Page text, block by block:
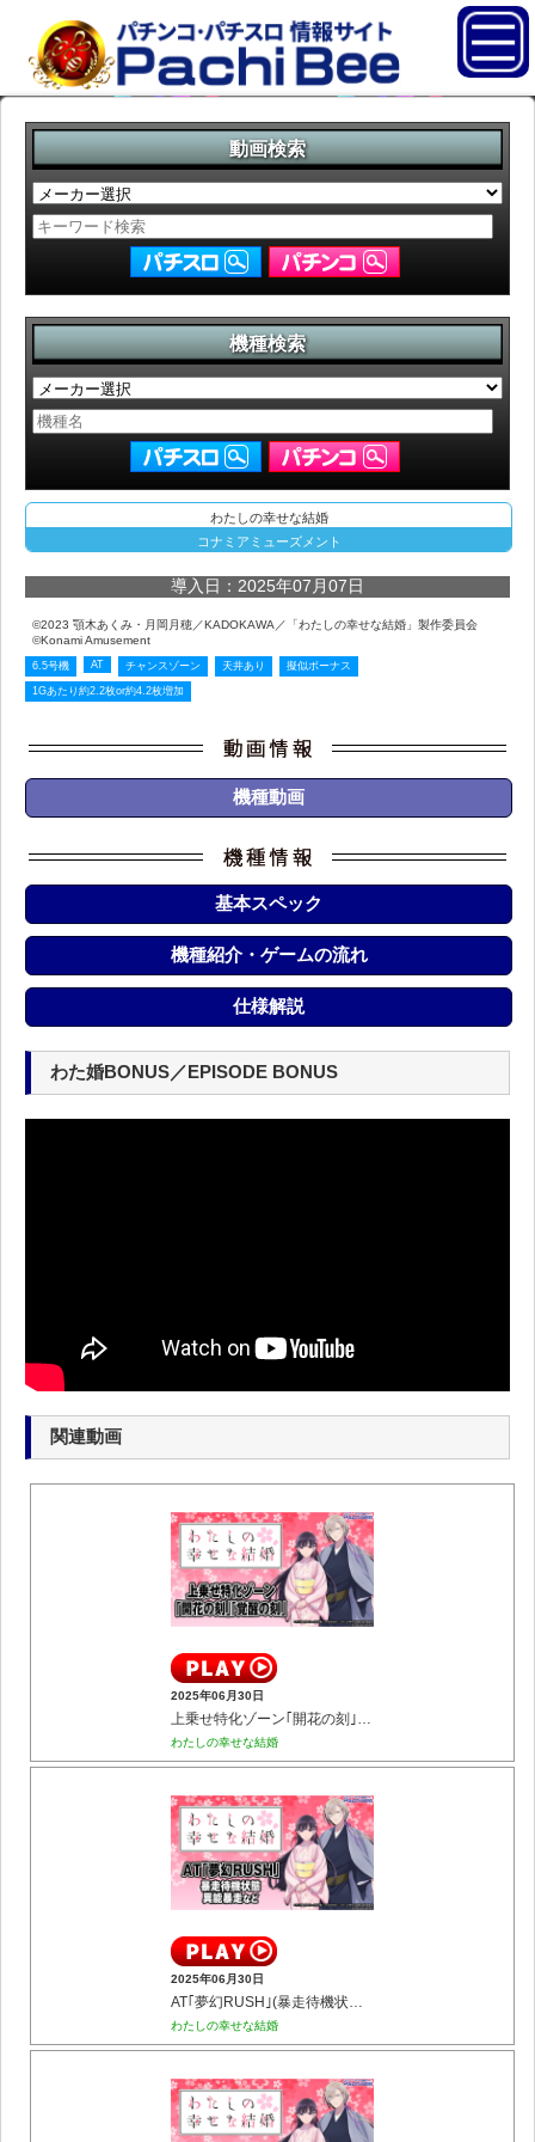
動画検索
機種検索
わたしの幸せな結婚
コナミアミューズメント
導入日：2025年07月07日
©2023 顎木あくみ・月岡月穂／KADOKAWA／「わたしの幸せな結婚」製作委員会
©Konami Amusement
6.5号機 AT チャンスゾーン 天井あり 擬似ボーナス
1Gあたり約2.2枚or約4.2枚増加
機種動画
基本スペック
機種紹介・ゲームの流れ
仕様解説
わた婚BONUS／EPISODE BONUS
関連動画
2025年06月30日
上乗せ特化ゾーン｢開花の刻｣｢覚醒の刻｣
わたしの幸せな結婚
2025年06月30日
AT｢夢幻RUSH｣(暴走待機状態／異能暴走など)
わたしの幸せな結婚